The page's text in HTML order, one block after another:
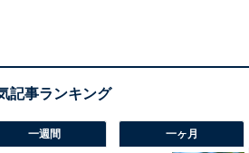
一週間 一ヶ月